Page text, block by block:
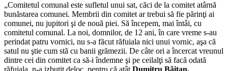
„Comitetul comunal este sufletul unui sat, căci de la comitet atârnă
bunăstarea comunei. Membrii din comitet ar trebui să fie părinţi ai
comunei, nu jupitori şi de nouă piei. Să începem, mai întâi, cu
comitetul comunal. La noi, domnilor, de 12 ani, în care vreme s-au
perindat patru vornici, nu s-a făcut răfuiala nici unui vornic, aşa că
satul nu ştie cum stă cu banii grămezii. De câte ori a în­cercat vreunul
dintre cei din comitet ca să-i în­demne şi pe ceilalţi să facă odată